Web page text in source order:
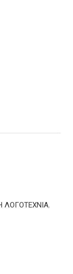
ΛΟΓΟΤΕΧΝΙΑ,